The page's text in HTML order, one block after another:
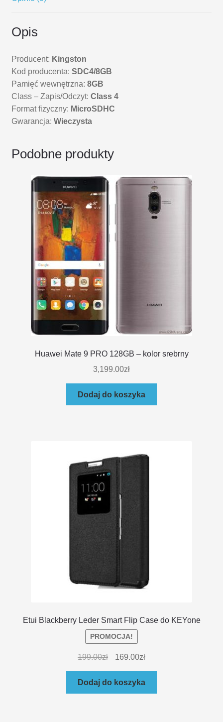
Opis
Producent: Kingston
Kod producenta: SDC4/8GB
Pamięć wewnętrzna: 8GB
Class – Zapis/Odczyt: Class 4
Format fizyczny: MicroSDHC
Gwarancja: Wieczysta
Podobne produkty
Huawei Mate 9 PRO 128GB – kolor srebrny
3,199.00zł
Dodaj do koszyka
Etui Blackberry Leder Smart Flip Case do KEYone
PROMOCJA!
199.00zł 169.00zł
Dodaj do koszyka